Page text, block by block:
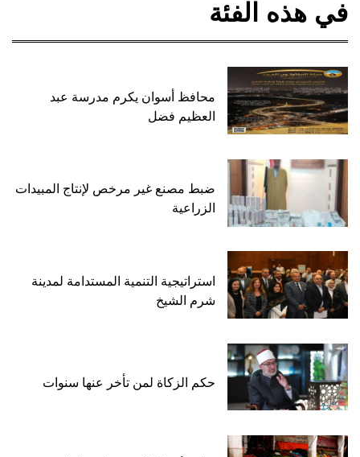
في هذه الفئة
محافظ أسوان يكرم مدرسة عبد
العظيم فضل
ضبط مصنع غير مرخص لإنتاج المبيدات
الزراعية
استراتيجية التنمية المستدامة لمدينة
شرم الشيخ
حكم الزكاة لمن تأخر عنها سنوات